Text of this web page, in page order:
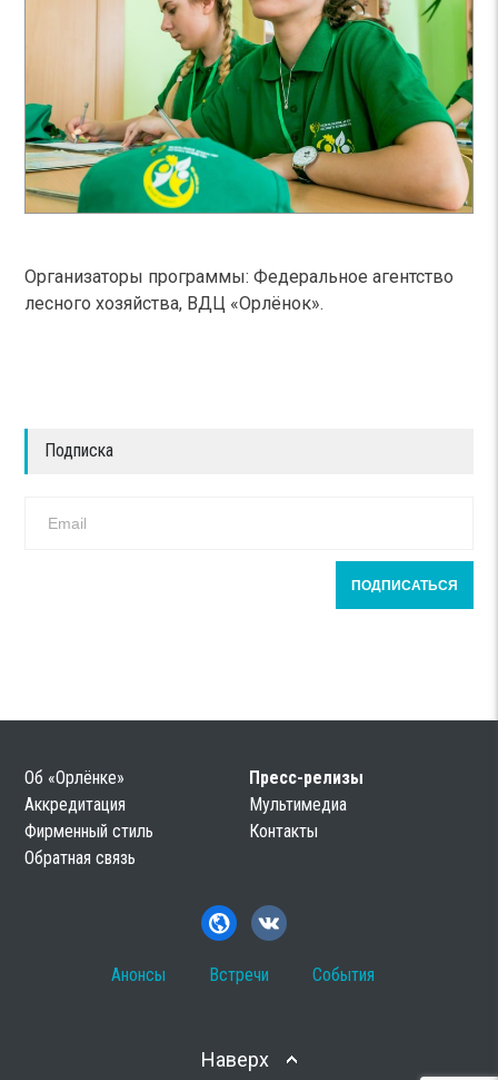
Организаторы программы: Федеральное агентство
лесного хозяйства, ВДЦ «Орлёнок».
Подписка
Об «Орлёнке»
Пресс-релизы
Аккредитация
Мультимедиа
Фирменный стиль
Контакты
Обратная связь
Анонсы Встречи События
Наверх